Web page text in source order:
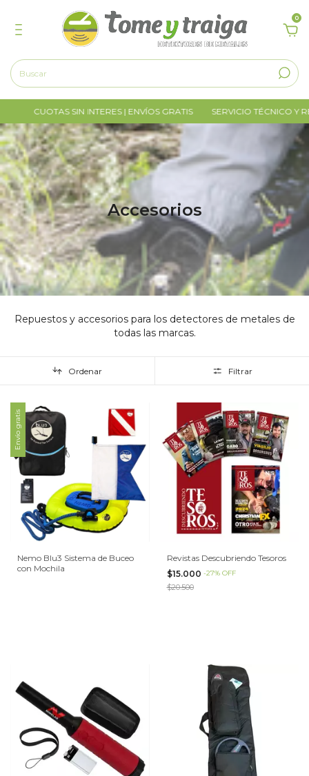
0
SIN INTERES | ENVÍOS GRATIS SERVICIO TÉCNICO Y
Accesorios
Repuestos y accesorios para los detectores de metales de
todas las marcas.
Ordenar Filtrar
Envío gratis
Nemo Blu3 Sistema de Buceo
con Mochila
Revistas Descubriendo Tesoros
$15.000 -27% OFF
$20.500